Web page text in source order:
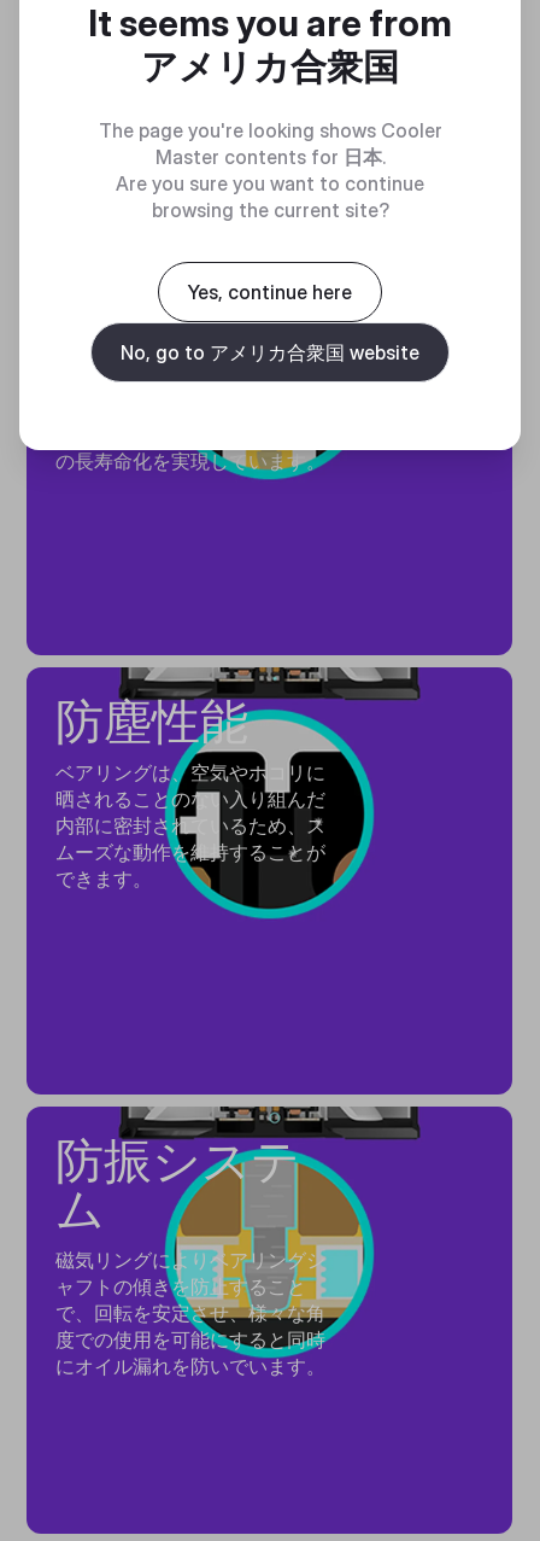
オイルの循
環
密封されたベアリング内部をオ
の長寿命化を実現しています。
防塵性能
ベアリングは、空気やホコリに
晒されることのない入り組んだ
内部に密封されているため、ス
ムーズな動作を維持することが
できます。
防振システ
ム
磁気リングによりベアリングシ
ャフトの傾きを防止すること
で、回転を安定させ、様々な角
度での使用を可能にすると同時
にオイル漏れを防いでいます。
It seems you are from
アメリカ合衆国
The page you're looking shows Cooler
Master contents for 日本.
Are you sure you want to continue
browsing the current site?
Yes, continue here
No, go to アメリカ合衆国 website